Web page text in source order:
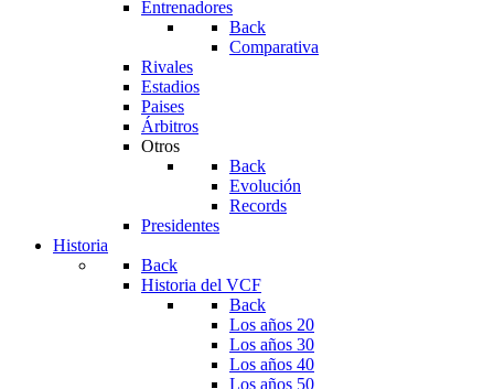
Entrenadores
Back
Comparativa
Rivales
Estadios
Paises
Árbitros
Otros
Back
Evolución
Records
Presidentes
Historia
Back
Historia del VCF
Back
Los años 20
Los años 30
Los años 40
Los años 50